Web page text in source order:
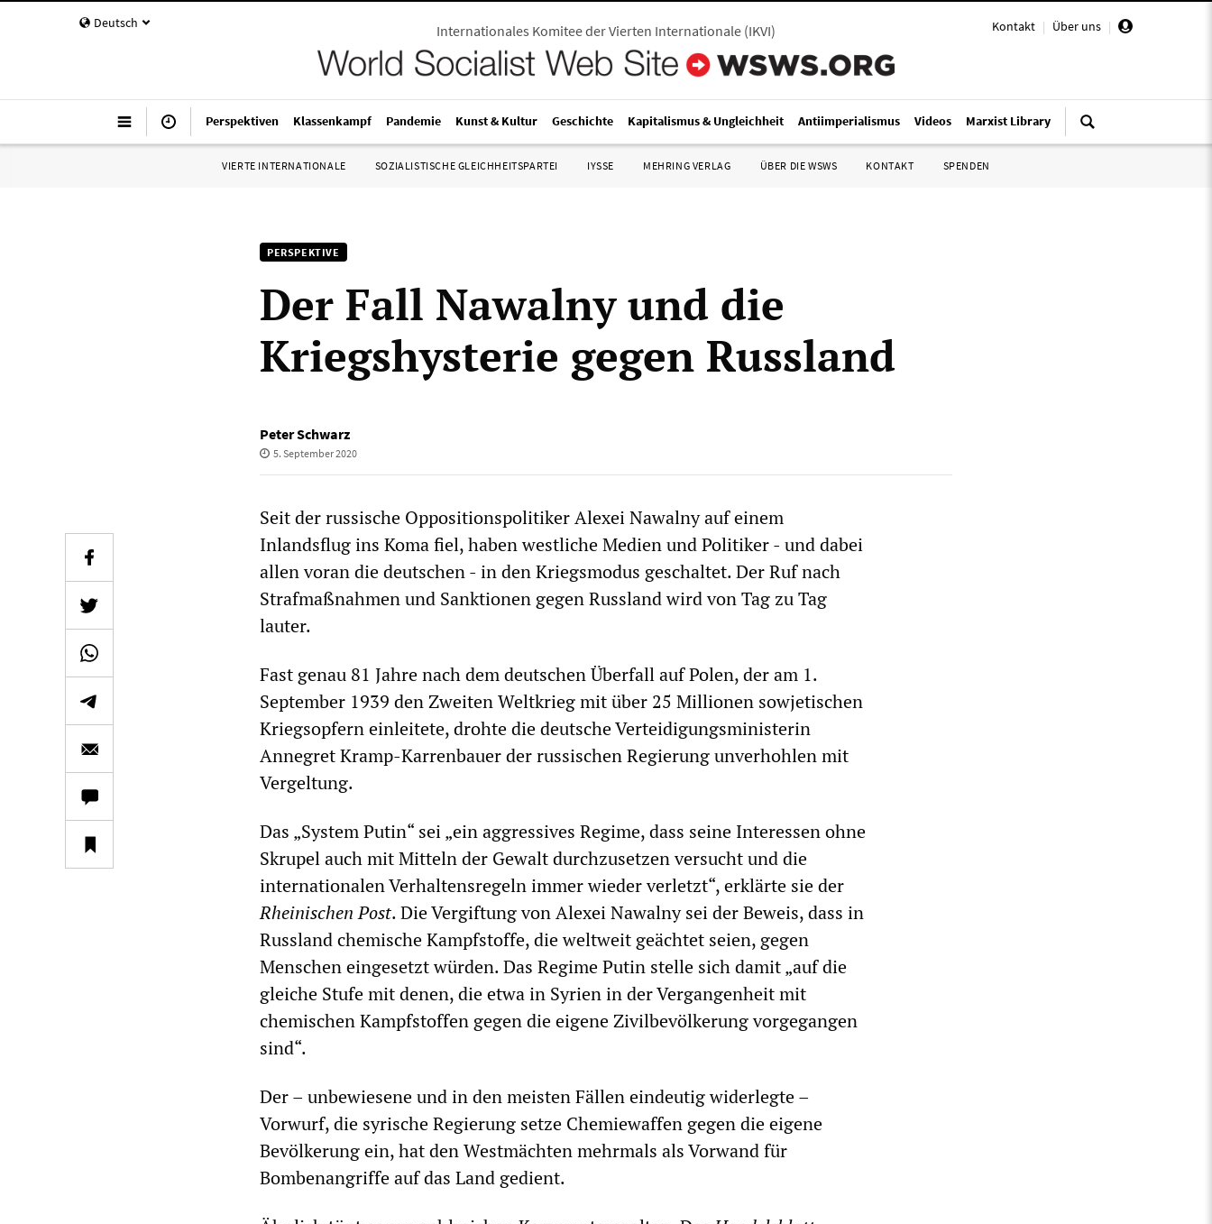
Deutsch Kontakt | Über uns |
Internationales Komitee der Vierten Internationale (IKVI)
Perspektiven Klassenkampf Pandemie Kunst & Kultur Geschichte Kapitalismus & Ungleichheit Antiimperialismus Videos Marxist Library
VIERTE INTERNATIONALE SOZIALISTISCHE GLEICHHEITSPARTEI IYSSE MEHRING VERLAG ÜBER DIE WSWS KONTAKT SPENDEN
PERSPEKTIVE
Der Fall Nawalny und die
Kriegshysterie gegen Russland
Peter Schwarz
5. September 2020
Seit der russische Oppositionspolitiker Alexei Nawalny auf einem
Inlandsflug ins Koma fiel, haben westliche Medien und Politiker - und dabei
allen voran die deutschen - in den Kriegsmodus geschaltet. Der Ruf nach
Strafmaßnahmen und Sanktionen gegen Russland wird von Tag zu Tag
lauter.
Fast genau 81 Jahre nach dem deutschen Überfall auf Polen, der am 1.
September 1939 den Zweiten Weltkrieg mit über 25 Millionen sowjetischen
Kriegsopfern einleitete, drohte die deutsche Verteidigungsministerin
Annegret Kramp-Karrenbauer der russischen Regierung unverhohlen mit
Vergeltung.
Das „System Putin“ sei „ein aggressives Regime, dass seine Interessen ohne
Skrupel auch mit Mitteln der Gewalt durchzusetzen versucht und die
internationalen Verhaltensregeln immer wieder verletzt“, erklärte sie der
Rheinischen Post. Die Vergiftung von Alexei Nawalny sei der Beweis, dass in
Russland chemische Kampfstoffe, die weltweit geächtet seien, gegen
Menschen eingesetzt würden. Das Regime Putin stelle sich damit „auf die
gleiche Stufe mit denen, die etwa in Syrien in der Vergangenheit mit
chemischen Kampfstoffen gegen die eigene Zivilbevölkerung vorgegangen
sind“.
Der – unbewiesene und in den meisten Fällen eindeutig widerlegte –
Vorwurf, die syrische Regierung setze Chemiewaffen gegen die eigene
Bevölkerung ein, hat den Westmächten mehrmals als Vorwand für
Bombenangriffe auf das Land gedient.